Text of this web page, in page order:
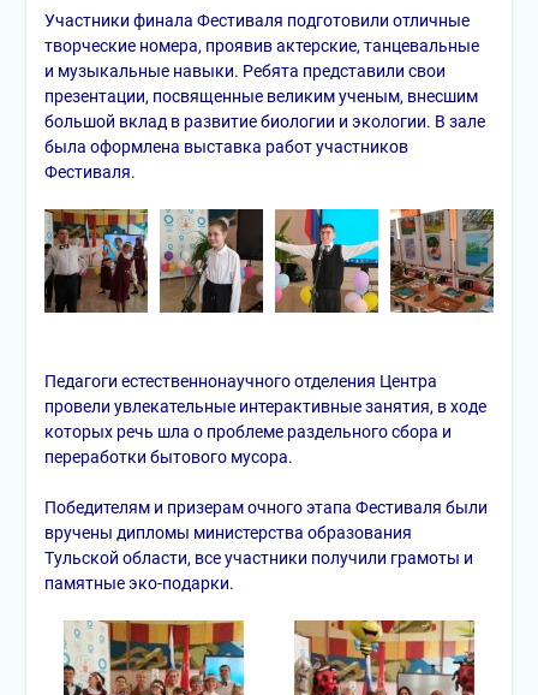
Участники финала Фестиваля подготовили отличные
творческие номера, проявив актерские, танцевальные
и музыкальные навыки. Ребята представили свои
презентации, посвященные великим ученым, внесшим
большой вклад в развитие биологии и экологии. В зале
была оформлена выставка работ участников
Фестиваля.
Педагоги естественнонаучного отделения Центра
провели увлекательные интерактивные занятия, в ходе
которых речь шла о проблеме раздельного сбора и
переработки бытового мусора.
Победителям и призерам очного этапа Фестиваля были
вручены дипломы министерства образования
Тульской области, все участники получили грамоты и
памятные эко-подарки.